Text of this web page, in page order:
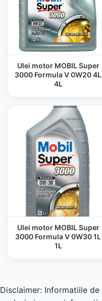
Ulei motor MOBIL Super
3000 Formula V 0W20 4L
4L
Ulei motor MOBIL Super
3000 Formula V 0W30 1L
1L
Disclaimer: Informatiile